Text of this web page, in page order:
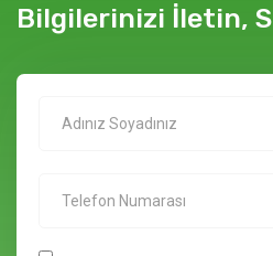
Bilgilerinizi İletin,